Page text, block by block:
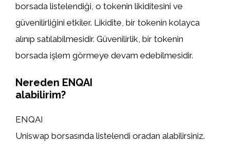
borsada listelendiği, o tokenin likiditesini ve
güvenilirliğini etkiler. Likidite, bir tokenin kolayca
alınıp satılabilmesidir. Güvenilirlik, bir tokenin
borsada işlem görmeye devam edebilmesidir.
Nereden ENQAI
alabilirim?
ENQAI
Uniswap borsasında listelendi oradan alabilirsiniz.